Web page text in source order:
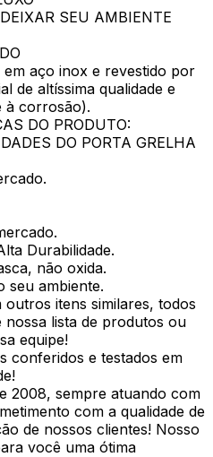
SEU AMBIENTE
aço inox e revestido por
de altíssima qualidade e
à corrosão).
DO PRODUTO:
DO PORTA GRELHA
Durabilidade.
não oxida.
seu ambiente.
itens similares, todos
lista de produtos ou
equipe!
conferidos e testados em
2008, sempre atuando com
com a qualidade de
de nossos clientes! Nosso
você uma ótima